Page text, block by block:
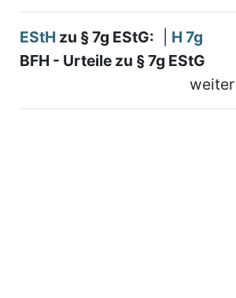
EStH zu § 7g EStG:
H 7g
BFH - Urteile zu § 7g EStG
weiter